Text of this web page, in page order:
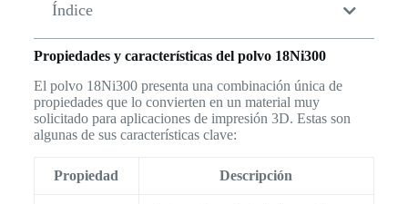
Índice
Propiedades y características del polvo 18Ni300
El polvo 18Ni300 presenta una combinación única de
propiedades que lo convierten en un material muy
solicitado para aplicaciones de impresión 3D. Estas son
algunas de sus características clave:
Propiedad Descripción